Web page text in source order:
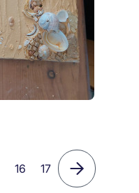
16 17